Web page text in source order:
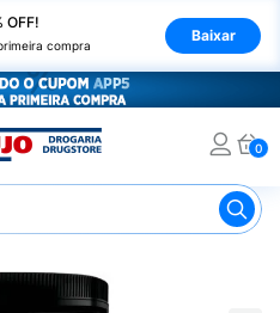
OFF!
compra
Baixar
0
Suplementos Esportivos